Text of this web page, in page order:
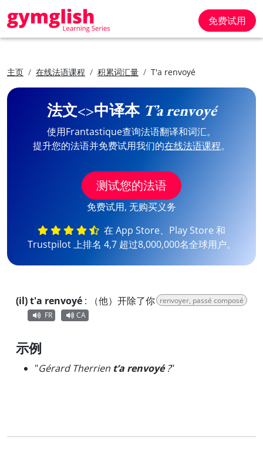
免费试用
主页 在线法语课程 积累词汇量 T'a renvoyé
法文<>中译本 T’a renvoyé
使用Frantastique查询法语翻译和词汇。
提升您的法语并免费试用我们的在线法语课程。
测试您的法语
免费试用, 无购买义务
在 App Store、Play Store 和
Trustpilot 上排名 4,7 超过8,000,000名全球用户。
(il) t'a renvoyé : （他）开除了你 renvoyer, passé composé
FR
CA
示例
"Gérard Therrien t’a renvoyé?"